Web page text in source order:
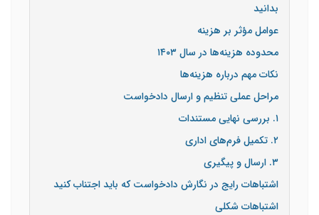
بدانید
عوامل مؤثر بر هزینه
محدوده هزینه‌ها در سال ۱۴۰۳
نکات مهم درباره هزینه‌ها
مراحل عملی تنظیم و ارسال دادخواست
۱. بررسی نهایی مستندات
۲. تکمیل فرم‌های اداری
۳. ارسال و پیگیری
اشتباهات رایج در نگارش دادخواست که باید اجتناب کنید
اشتباهات شکلی